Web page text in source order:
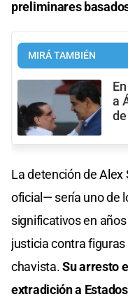
preliminares
MIRÁ TAMBIÉN
a
La detención de
oficial— sería uno de
significativos en
justicia contra
chavista.Su arresto
extradición a